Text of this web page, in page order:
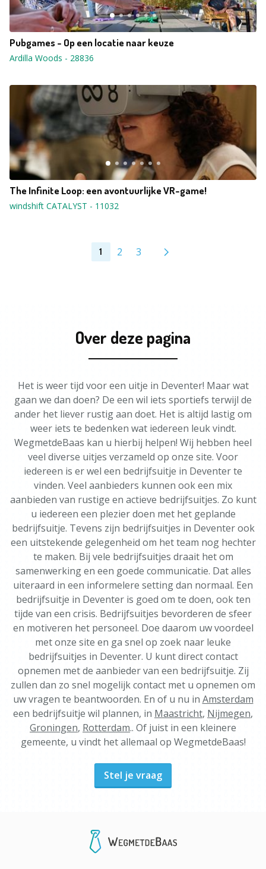
Pubgames - Op een locatie naar keuze
Ardilla Woods - 28836
The Infinite Loop: een avontuurlijke VR-game!
windshift CATALYST - 11032
1 2 3
Over deze pagina
Het is weer tijd voor een uitje in Deventer! Maar wat
gaan we dan doen? De een wil iets sportiefs terwijl de
ander het liever rustig aan doet. Het is altijd lastig om
weer iets te bedenken wat iedereen leuk vindt.
WegmetdeBaas kan u hierbij helpen! Wij hebben heel
veel diverse uitjes verzameld op onze site. Voor
iedereen is er wel een bedrijfsuitje in Deventer te
vinden. Veel aanbieders kunnen ook een mix
aanbieden van rustige en actieve bedrijfsuitjes. Zo kunt
u iedereen een plezier doen met het geplande
bedrijfsuitje. Tevens zijn bedrijfsuitjes in Deventer ook
een uitstekende gelegenheid om het team nog hechter
te maken. Bij vele bedrijfsuitjes draait het om
samenwerking en een goede communicatie. Dat alles
uiteraard in een informelere setting dan normaal. Een
bedrijfsuitje in Deventer is goed om te doen, ook ten
tijde van een crisis. Bedrijfsuitjes bevorderen de sfeer
en motiveren het personeel. Doe daarom uw voordeel
met onze site en ga snel op zoek naar leuke
bedrijfsuitjes in Deventer. U kunt direct contact
opnemen met de aanbieder van een bedrijfsuitje. Zij
zullen dan zo snel mogelijk contact met u opnemen om
uw vragen te beantwoorden. En of u nu in Amsterdam
een bedrijfsuitje wil plannen, in Maastricht, Nijmegen,
Groningen, Rotterdam.. Of juist in een kleinere
gemeente, u vindt het allemaal op WegmetdeBaas!
Stel je vraag